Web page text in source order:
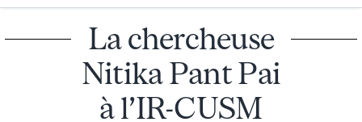
La chercheuse
Nitika Pant Pai
à l’IR-CUSM